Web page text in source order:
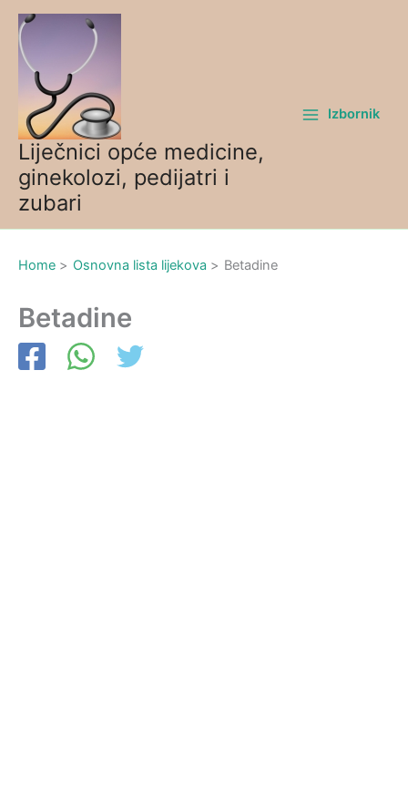
Skip
content
Liječnici opće medicine,
ginekolozi, pedijatri i
zubari
Izbornik
Home Osnovna lista lijekova Betadine
Betadine